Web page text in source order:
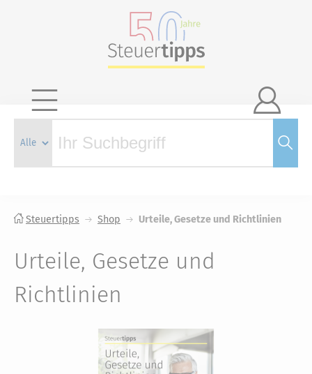

Steuertipps Shop Urteile, Gesetze und Richtlinien
Urteile, Gesetze und
Richtlinien